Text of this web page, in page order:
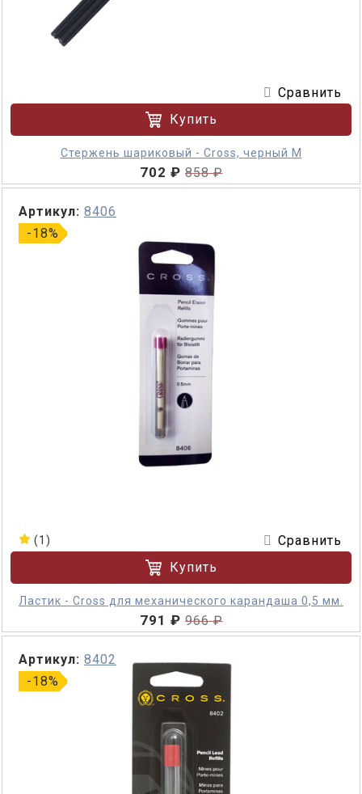
Сравнить
Купить
Стержень шариковый - Cross, черный M
702 ₽ 858 ₽
-18%
Артикул: 8406
(1)
Сравнить
Купить
Ластик - Cross для механического карандаша 0,5 мм.
791 ₽ 966 ₽
-18%
Артикул: 8402